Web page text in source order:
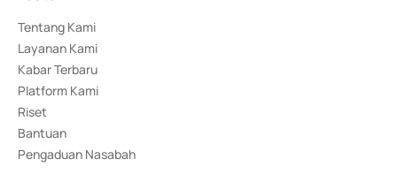
Tentang Kami
Layanan Kami
Kabar Terbaru
Platform Kami
Riset
Bantuan
Pengaduan Nasabah